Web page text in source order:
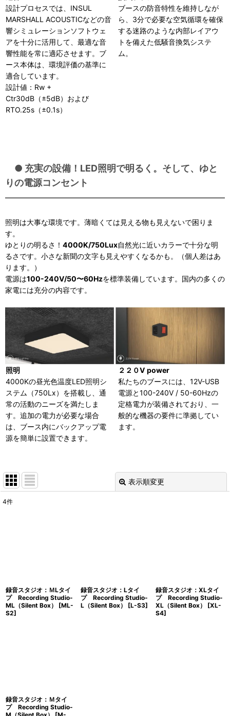
設計プロセスでは、INSUL
MARSHALL ACOUSTICなどの音
響シミュレーションソフトウェ
アを十分に活用して、最適な音
響性能を常に適応させます。ブ
ース本体は、環境評価の基準に
適合しています。
設計値：Rw +
Ctr30dB（±5dB）および
RTO.25s（±0.1s）
ブースの防音特性を維持しなが
ら、3分で必要な空気循環を確保
する迷路のような内部レイアウ
トを備えた低騒音換気システ
ム。
● 充実の設備！LED照明で明るく。そして、ゆと
りの電源コンセント
照明は大事な環境です。薄暗くては見える物も見えないで困りま
す。
ゆとりの明るさ！ 4000K/750Lux自然光に近いカラーで十分な明
るさです。小さな新聞の文字も見えやすくなるかも。（個人差はあ
ります。）
電源は100-240V/50〜60Hzを標準装備しています。国内の多くの
家電には充分の内容です。
照明
4000Kの昼光色温度LED照明シ
ステム（750Lx）を搭載し、通
常の活動のニーズを満たしま
す。追加の電力が必要な場合
は、ブース内にバックアップ電
源を簡単に設置できます。
２２０V power
私たちのブースには、12V-USB
電源と100-240V / 50-60Hzの
定格電力が装備されており、一
般的な機器の要件に準拠してい
ます。
表示順変更
4件
録音スタジオ：ＭLタイ
プ Recording Studio-
ML（Silent Box）
[ML-
S2]
録音スタジオ：Lタイ
プ Recording Studio-
L（Silent Box）
[L-S3]
録音スタジオ：XLタイ
プ Recording Studio-
XL（Silent Box）
[XL-
S4]
録音スタジオ：Ｍタイ
プ Recording Studio-